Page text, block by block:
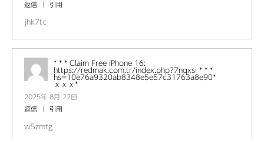
返信
引用
jhk7tc
* * * Claim Free iPhone 16:
https://redmak.com.tr/index.php?7nqxsi * * *
hs=10e76a9320ab8348e5e57c31763a8e90*
ххх*
2025年 8月 22日
返信
引用
w5zmtg